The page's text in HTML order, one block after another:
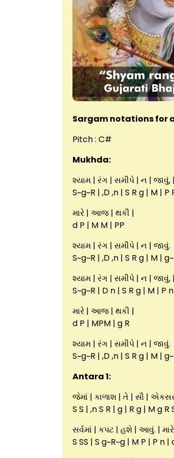
Sargam notations for
Pitch : C#
Mukhda:
શ્યામ | રંગ | સમીપે | ન | જાવું, |
S~g~R | ,D ,n | S R g | M | P
મારે | આજ | થકી |
d P | M M | PP
શ્યામ | રંગ | સમીપે | ન | જાવું.
S~g~R | ,D ,n | S R g | M |
શ્યામ | રંગ | સમીપે | ન | જાવું, |
S~g~R | D n | S R g | M | P n
મારે | આજ | થકી |
d P | MPM | g R
શ્યામ | રંગ | સમીપે | ન | જાવું.
S~g~R | ,D ,n | S R g | M |
Antara 1:
જેમાં | કાળાશ | તે | સૌ |
S S | ,n S R | g | R g | M g R
સર્વમાં | કપટ | હશે | આવું. |
S SS | S g~R~g | M P | P n |